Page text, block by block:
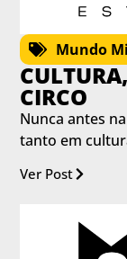
Mundo
CIRCO
Nunca antes
tanto em
Ver Post